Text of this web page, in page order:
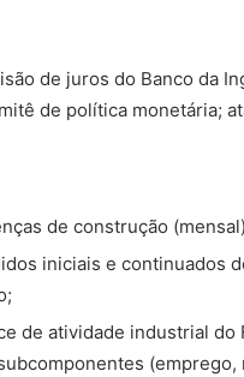
de juros do Banco da
de política monetária;
de construção
iniciais e continuados
de atividade industrial do
(emprego,